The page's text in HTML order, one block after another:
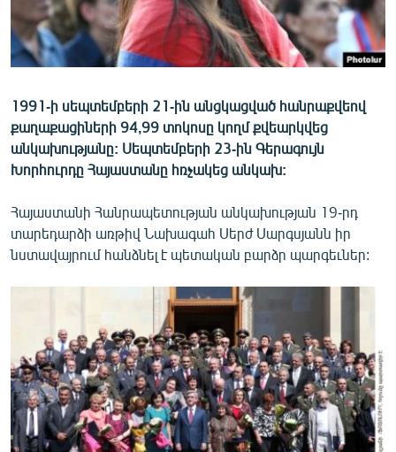
ՍՊՈՐՏ
ՄԵԿՆԱԲԱՆՈՒԹՅՈՒՆ
ՏՏ ԵՒ ԻՆՏԵՐՆԵՏ
ԿՈՐՈՆԱՎԻՐՈՒՍ
ԱՐԽԻՎ
ՏԵՍԱՆՅՈՒԹԵՐ
ՁԳՏԵԼՈՎ ԼԱՎԱԳՈՒՅՆԻՆ
ՓՈԴՔԱՍԹ
English
Русский
ՀԵՏԵՎԵՔ ՄԵԶ
1991-ի սեպտեմբերի 21-ին անցկացված հանրաքվեով
քաղաքացիների 94,99 տոկոսը կողմ քվեարկվեց
անկախությանը: Սեպտեմբերի 23-ին Գերագույն
Խորհուրդը Հայաստանը հռչակեց անկախ:
Հայաստանի Հանրապետության անկախության 19-րդ
տարեդարձի առթիվ Նախագահ Սերժ Սարգսյանն իր
նստավայրում հանձնել է պետական բարձր պարգեւներ: